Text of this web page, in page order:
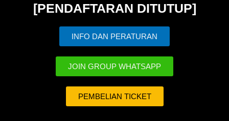
[PENDAFTARAN DITUTUP]
INFO DAN PERATURAN
JOIN GROUP WHATSAPP
PEMBELIAN TICKET